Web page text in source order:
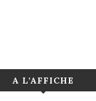
A L’AFFICHE